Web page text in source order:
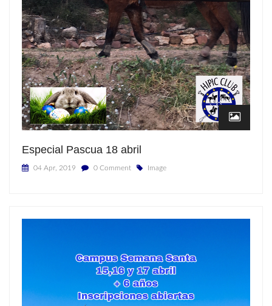
Especial Pascua 18 abril
04 Apr, 2019 0 Comment Image